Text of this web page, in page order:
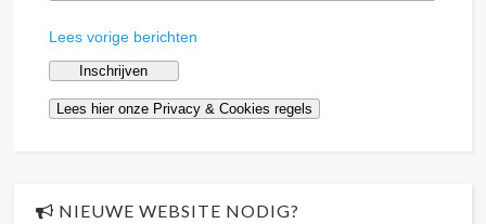
Lees vorige berichten
NIEUWE WEBSITE NODIG?